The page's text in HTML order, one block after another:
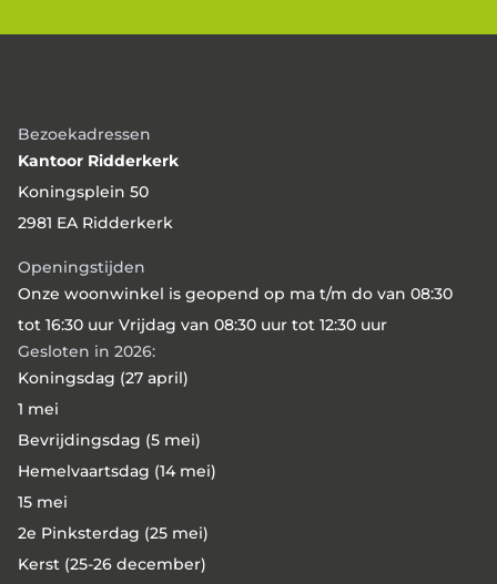
Bezoekadressen
Kantoor Ridderkerk
Koningsplein 50
2981 EA Ridderkerk
Openingstijden
Onze woonwinkel is geopend op ma t/m do van 08:30
tot 16:30 uur Vrijdag van 08:30 uur tot 12:30 uur
Gesloten in 2026:
Koningsdag (27 april)
1 mei
Bevrijdingsdag (5 mei)
Hemelvaartsdag (14 mei)
15 mei
2e Pinksterdag (25 mei)
Kerst (25-26 december)